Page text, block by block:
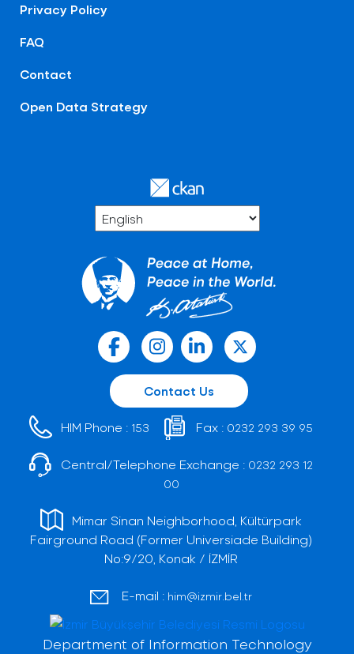
Privacy Policy
FAQ
Contact
Open Data Strategy
Contact Us
HIM Phone : 153 Fax : 0232 293 39 95
Central/Telephone Exchange : 0232 293 12
00
Mimar Sinan Neighborhood, Kültürpark
Fairground Road (Former Universiade Building)
No:9/20, Konak / İZMİR
E-mail : him@izmir.bel.tr
Department of Information Technology